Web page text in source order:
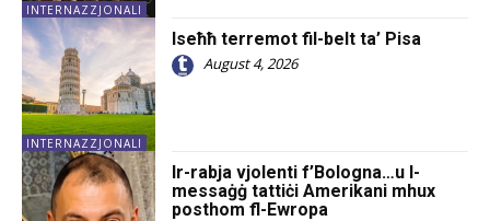
INTERNAZZJONALI
INTERNAZZJONALI
Iseħħ terremot fil-belt ta’ Pisa
August 4, 2026
Ir-rabja vjolenti f’Bologna…u l-
messaġġ tattiċi Amerikani mhux
posthom fl-Ewropa